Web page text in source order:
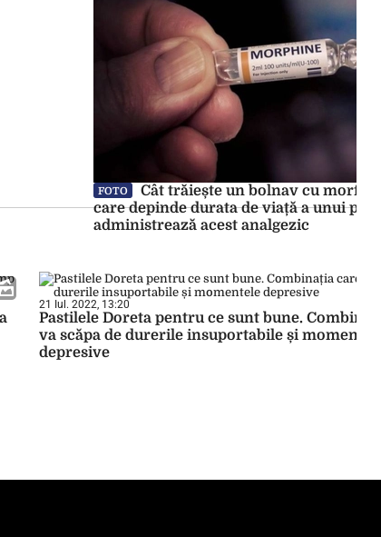
FOTO
Cât trăiește un bolnav cu
care depinde durata de viață a unui
administrează acest analgezic
21 Iul. 2022, 13:20
Pastilele Doreta pentru ce sunt bune.
va scăpa de durerile insuportabile și
depresive